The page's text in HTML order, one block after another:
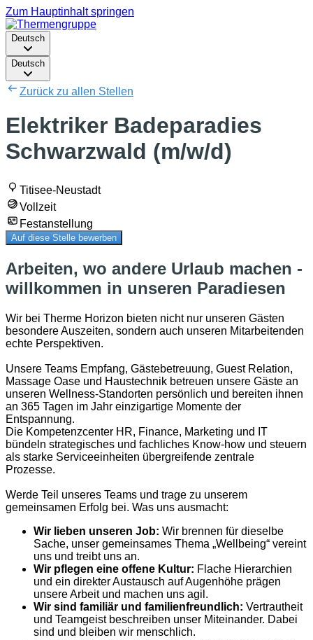
Zum Hauptinhalt springen
Deutsch
Deutsch
Zurück zu allen Stellen
Elektriker Badeparadies
Schwarzwald (m/w/d)
Titisee-Neustadt
Vollzeit
Festanstellung
Auf diese Stelle bewerben
Arbeiten, wo andere Urlaub machen -
willkommen in unseren Paradiesen
Wir bei Therme Horizon bieten nicht nur unseren Gästen
besondere Auszeiten, sondern auch unseren Mitarbeitenden
echte Perspektiven.
Unsere Teams Empfang, Gästebetreuung, Guest Relation,
Massage Oase und Haustechnik betreuen unsere Gäste an
unseren Wellness-Standorten persönlich und bereiten ihnen
an 365 Tagen im Jahr einzigartige Momente der
Entspannung.
Die Kompetenzcenter HR, Finance, Marketing und IT
bündeln strategisches und fachliches Know-how und steuern
als starke Serviceeinheiten übergreifende zentrale
Prozesse.
Werde Teil unseres Teams und trage zu unserem
gemeinsamen Erfolg bei. Was uns ausmacht:
Wir lieben unseren Job: Wir brennen für dieselbe
Sache, unser gemeinsames Thema „Wellbeing“ vereint
uns und treibt uns an.
Wir pflegen eine offene Kultur: Flache Hierarchien
und ein direkter Austausch auf Augenhöhe prägen
unsere Arbeit und machen uns agil.
Wir sind familiär und familienfreundlich: Vertrautheit
und Teamgeist beschreiben unser Miteinander. Dabei
sind und bleiben wir menschlich.